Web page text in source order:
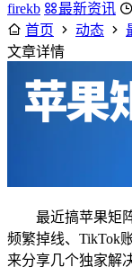
firekb 最新资讯
首页
动态
文章详情
最近搞苹果矩
频繁掉线、TikTok
来分享几个独家解